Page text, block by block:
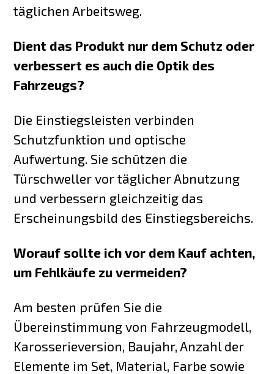
täglichen Arbeitsweg.
Dient das Produkt nur dem Schutz oder
verbessert es auch die Optik des
Fahrzeugs?
Die Einstiegsleisten verbinden
Schutzfunktion und optische
Aufwertung. Sie schützen die
Türschweller vor täglicher Abnutzung
und verbessern gleichzeitig das
Erscheinungsbild des Einstiegsbereichs.
Worauf sollte ich vor dem Kauf achten,
um Fehlkäufe zu vermeiden?
Am besten prüfen Sie die
Übereinstimmung von Fahrzeugmodell,
Karosserieversion, Baujahr, Anzahl der
Elemente im Set, Material, Farbe sowie